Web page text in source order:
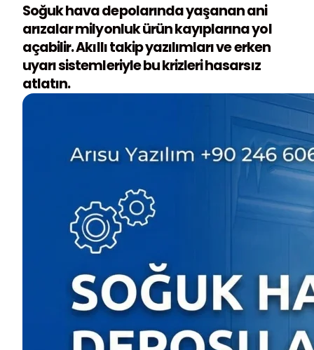
Soğuk hava depolarında yaşanan ani
arızalar milyonluk ürün kayıplarına yol
açabilir. Akıllı takip yazılımları ve erken
uyarı sistemleriyle bu krizleri hasarsız
atlatın.